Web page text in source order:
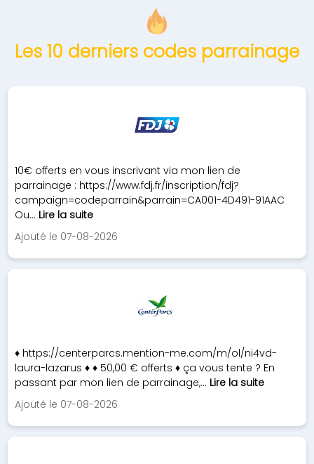
Les 10 derniers codes parrainage
10€ offerts en vous inscrivant via mon lien de
parrainage : https://www.fdj.fr/inscription/fdj?
campaign=codeparrain&parrain=CA001-4D491-91AAC
Ou... Lire la suite
Ajouté le 07-08-2026
♦ https://centerparcs.mention-me.com/m/ol/ni4vd-
laura-lazarus ♦ ♦ 50,00 € offerts ♦ ça vous tente ? En
passant par mon lien de parrainage,... Lire la suite
Ajouté le 07-08-2026